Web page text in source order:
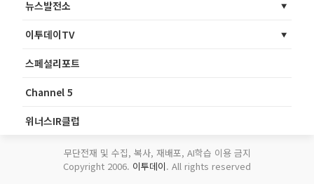
뉴스발전소
이투데이TV
스페셜리포트
Channel 5
위너스IR클럽
무단전재 및 수집, 복사, 재배포, AI학습 이용 금지
Copyright 2006. 이투데이. All rights reserved